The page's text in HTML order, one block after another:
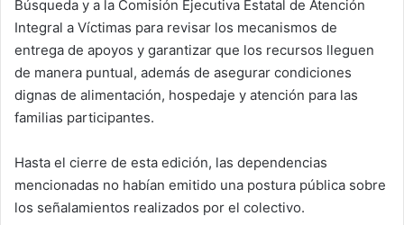
Búsqueda y a la Comisión Ejecutiva Estatal de Atención
Integral a Víctimas para revisar los mecanismos de
entrega de apoyos y garantizar que los recursos lleguen
de manera puntual, además de asegurar condiciones
dignas de alimentación, hospedaje y atención para las
familias participantes.
Hasta el cierre de esta edición, las dependencias
mencionadas no habían emitido una postura pública sobre
los señalamientos realizados por el colectivo.